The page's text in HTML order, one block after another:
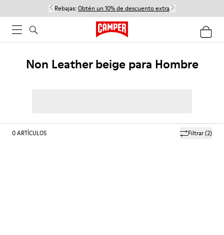
Rebajas: Obtén un 10% de descuento extra
Non Leather beige para Hombre
Filtrar(2)
0ARTÍCULOS